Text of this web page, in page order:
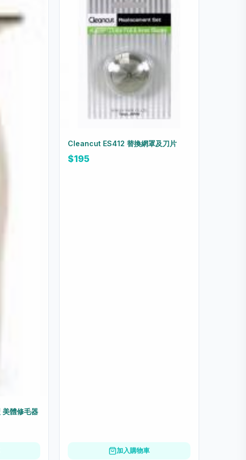
"Cleancut" PS335 T-型 美體修毛器
Cleancut ES412 替換網罩及刀片
$195
加入購物車